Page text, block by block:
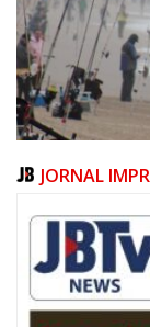
06/08/2026 | 07:00
Festival de Pesca
JORNAL